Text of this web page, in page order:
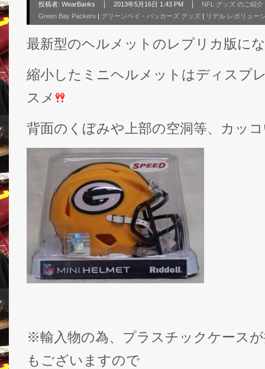
投稿者: WearBanks 2013年5月16日 1:43 PM
NFL グッズ のご紹介
Green Bay Packers | グリーンベイ・パッカーズ グッズ | リデル レボリュー
最新型のヘルメットのレプリカ版に
縮小したミニヘルメットはディスプ
スメ
背面のくぼみや上部の空洞等、カッ
※輸入物の為、プラスチックケース
もございますので